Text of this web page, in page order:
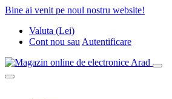
Bine ai venit pe noul nostru website!
Valuta (Lei)
Cont nou sau Autentificare